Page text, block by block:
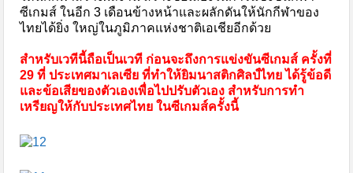
ซีเกมส์ ในอีก 3 เดือนข้างหน้าและผลักดันให้นักกีฬาของ
ไทยได้ยิ่ง ใหญ่ในภูมิภาคแห่งชาติเอเชียอีกด้วย
สำหรับเวทีนี้ถือเป็นเวที ก่อนจะถึงการแข่งขันซีเกมส์ ครั้งที่
29 ที่ ประเทศมาเลเซีย ที่ทำให้ยิมนาสติกศิลป์ไทย ได้รู้ข้อดี
และข้อเสียของตัวเองเพื่อไปปรับตัวเอง สำหรับการทำ
เหรียญให้กับประเทศไทย ในซีเกมส์ครั้งนี้